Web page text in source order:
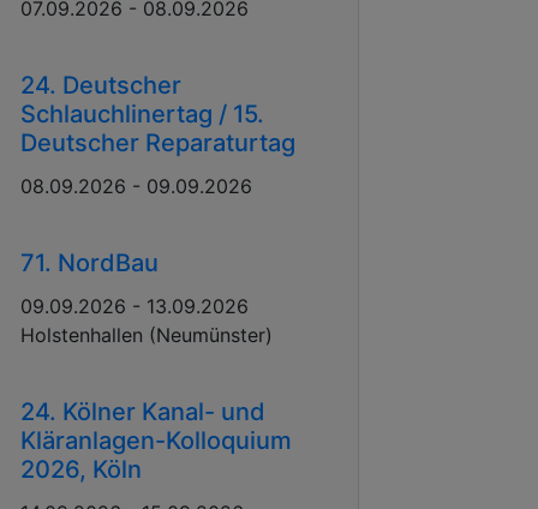
07.09.2026 - 08.09.2026
24. Deutscher
Schlauchlinertag / 15.
Deutscher Reparaturtag
08.09.2026 - 09.09.2026
71. NordBau
09.09.2026 - 13.09.2026
Holstenhallen (Neumünster)
24. Kölner Kanal- und
Kläranlagen-Kolloquium
2026, Köln